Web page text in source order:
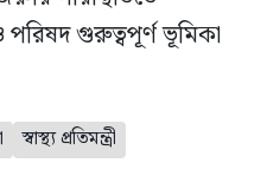
পরিষদ গুরুত্বপূর্ণ ভূমিকা
স্বাস্থ্য প্রতিমন্ত্রী